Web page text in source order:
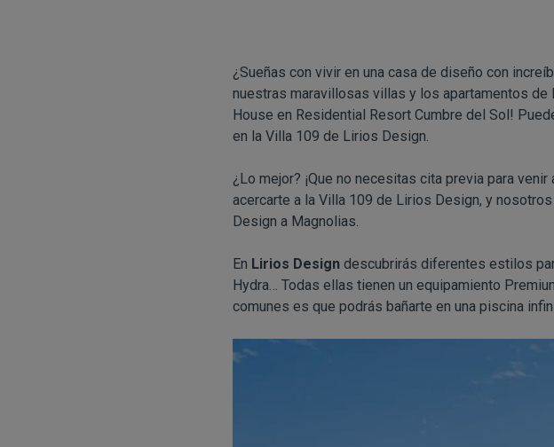
¿Sueñas con vivir en una casa de diseño con
nuestras maravillosas villas y los apartamentos de
House en Residential Resort Cumbre del Sol!
en la Villa 109 de Lirios Design.
¿Lo mejor? ¡Que no necesitas cita previa para
acercarte a la Villa 109 de Lirios Design, y
Design a Magnolias.
En Lirios Design descubrirás diferentes estilos
Hydra… Todas ellas tienen un equipamiento
comunes es que podrás bañarte en una piscina